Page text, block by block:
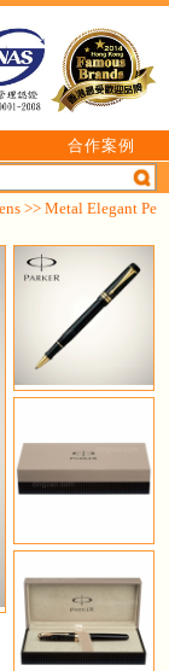
合作案例
>> Metal Elegant Pe